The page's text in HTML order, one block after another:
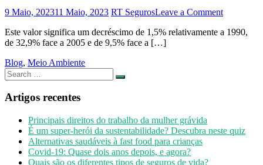
9 Maio, 202311 Maio, 2023 RT SegurosLeave a Commenton
um
Este valor significa um decréscimo de 1,5% relativamente a 1990,
de 32,9% face a 2005 e de 9,5% face a […]
Blog, Meio Ambiente
Search
for:
Search
Artigos recentes
Principais direitos do trabalho da mulher grávida
É um super-herói da sustentabilidade? Descubra neste quiz
Alternativas saudáveis à fast food para crianças
Covid-19: Quase dois anos depois, e agora?
Quais são os diferentes tipos de seguros de vida?